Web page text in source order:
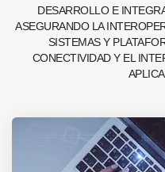
DESARROLLO E
ASEGURANDO LA
SISTEMAS Y
CONECTIVIDAD Y EL